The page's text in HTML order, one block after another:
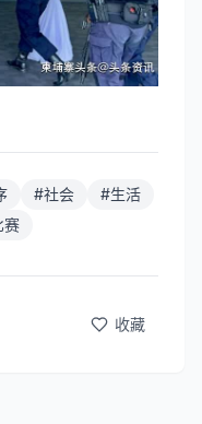
#社会 #生活
赛
收藏